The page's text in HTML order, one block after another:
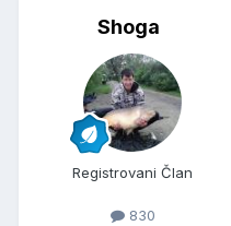
Shoga
Registrovani Član
830